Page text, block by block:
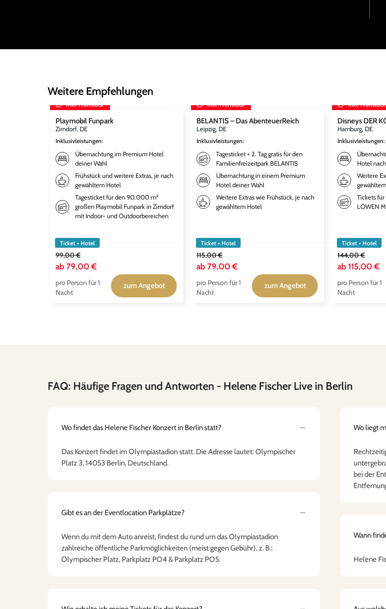
Weitere Empfehlungen
inkl. Frühstück
Playmobil Funpark
Zirndorf, DE
Inklusivleistungen:
Übernachtung im Premium Hotel
deiner Wahl
Frühstück und weitere Extras, je nach
gewähltem Hotel
Tagesticket für den 90.000 m²
großen Playmobil Funpark in Zirndorf
mit Indoor- und Outdoorbereichen
Ticket + Hotel
99,00 €
ab 79,00 €
pro Person für 1
Nacht
zum Angebot
inkl. Frühstück
BELANTIS – Das AbenteuerReich
Leipzig, DE
Inklusivleistungen:
Tagesticket + 2. Tag gratis für den
Familienfreizeitpark BELANTIS
Übernachtung in einem Premium
Hotel deiner Wahl
Weitere Extras wie Frühstück, je nach
gewähltem Hotel
Ticket + Hotel
115,00 €
ab 79,00 €
pro Person für 1
Nacht
zum Angebot
inkl. Frühstück
Disneys DER
Hamburg, DE
Inklusivleistungen:
Hotel
Weitere
Tickets für
LÖWEN
Ticket + Hotel
144,00 €
ab 115,00 €
pro Person für 1
Nacht
FAQ: Häufige Fragen und Antworten - Helene Fischer Live in Berlin
Wo findet das Helene Fischer Konzert in Berlin statt?
Das Konzert findet im Olympiastadion statt. Die Adresse lautet: Olympischer
Platz 3, 14053 Berlin, Deutschland.
Gibt es an der Eventlocation Parkplätze?
Wenn du mit dem Auto anreist, findest du rund um das Olympiastadion
zahlreiche öffentliche Parkmöglichkeiten (meist gegen Gebühr), z. B.:
Olympischer Platz, Parkplatz PO4 & Parkplatz PO5.
Wo liegt
bei der
Wann
Helene